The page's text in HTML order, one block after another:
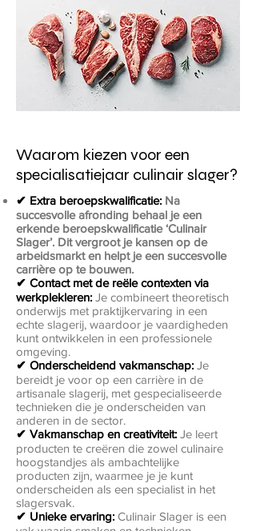
Waarom kiezen voor een
specialisatiejaar culinair slager?
✔ Extra beroepskwalificatie: Na
succesvolle afronding behaal je een
erkende beroepskwalificatie ‘Culinair
Slager’. Dit vergroot je kansen op de
arbeidsmarkt en helpt je een succesvolle
carrière op te bouwen.
✔ Contact met de reële contexten via
werkplekleren: Je combineert theoretisch
onderwijs met praktijkervaring in een
echte slagerij, waardoor je vaardigheden
kunt ontwikkelen in een professionele
omgeving.
✔ Onderscheidend vakmanschap: Je
bereidt je voor op een carrière in de
artisanale slagerij, met gespecialiseerde
technieken die je onderscheiden van
anderen in de sector.
✔ Vakmanschap en creativiteit: Je leert
producten te creëren die zowel culinaire
hoogstandjes als ambachtelijke
producten zijn, waarmee je je kunt
onderscheiden als een specialist in het
slagersvak.
✔ Unieke ervaring: Culinair Slager is een